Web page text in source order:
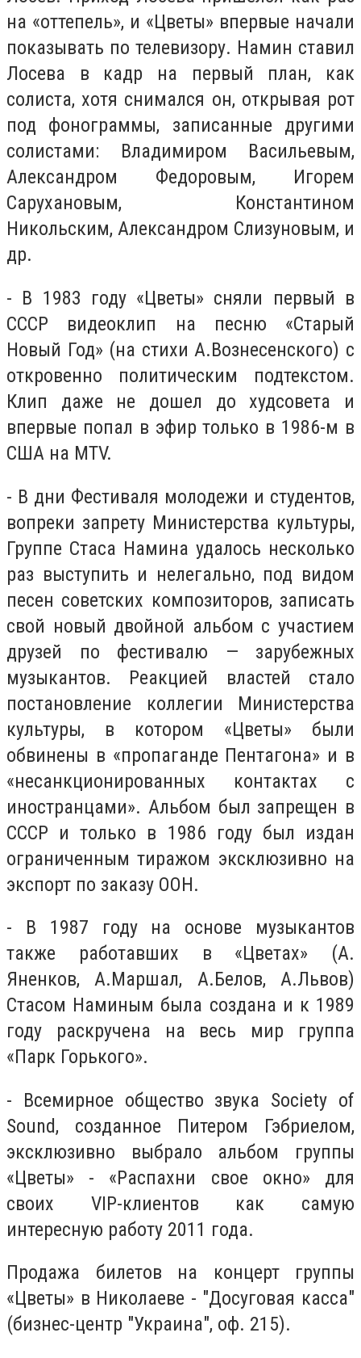
на «оттепель», и «Цветы» впервые начали
показывать по телевизору. Намин ставил
Лосева в кадр на первый план, как
солиста, хотя снимался он, открывая рот
под фонограммы, записанные другими
солистами: Владимиром Васильевым,
Александром Федоровым, Игорем
Сарухановым, Константином
Никольским, Александром Слизуновым, и
др.
- В 1983 году «Цветы» сняли первый в
СССР видеоклип на песню «Старый
Новый Год» (на стихи А.Вознесенского) с
откровенно политическим подтекстом.
Клип даже не дошел до худсовета и
впервые попал в эфир только в 1986-м в
США на MTV.
- В дни Фестиваля молодежи и студентов,
вопреки запрету Министерства культуры,
Группе Стаса Намина удалось несколько
раз выступить и нелегально, под видом
песен советских композиторов, записать
свой новый двойной альбом с участием
друзей по фестивалю — зарубежных
музыкантов. Реакцией властей стало
постановление коллегии Министерства
культуры, в котором «Цветы» были
обвинены в «пропаганде Пентагона» и в
«несанкционированных контактах с
иностранцами». Альбом был запрещен в
СССР и только в 1986 году был издан
ограниченным тиражом эксклюзивно на
экспорт по заказу ООН.
- В 1987 году на основе музыкантов
также работавших в «Цветах» (А.
Яненков, А.Маршал, А.Белов, А.Львов)
Стасом Наминым была создана и к 1989
году раскручена на весь мир группа
«Парк Горького».
- Всемирное общество звука Society of
Sound, созданное Питером Гэбриелом,
эксклюзивно выбрало альбом группы
«Цветы» - «Распахни свое окно» для
своих VIP-клиентов как самую
интересную работу 2011 года.
Продажа билетов на концерт группы
«Цветы» в Николаеве - "Досуговая касса"
(бизнес-центр "Украина", оф. 215).